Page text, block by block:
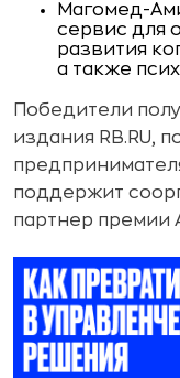
Магомед-
сервис для
развития
а также
Победители
издания RB.RU,
поддержит
партнер премии